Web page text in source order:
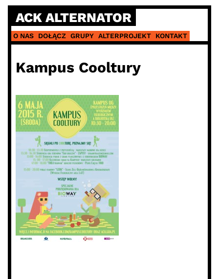
Skip
content
ACK ALTERNATOR
O NAS DOŁĄCZ GRUPY ALTERPROJEKT KONTAKT
Kampus Cooltury